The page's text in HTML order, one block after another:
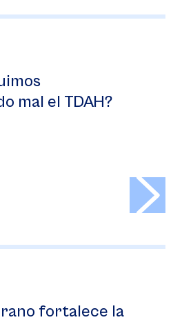
mal el TDAH?
fortalece la